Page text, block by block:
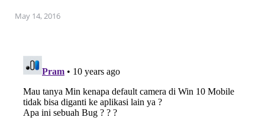
May 14, 2016